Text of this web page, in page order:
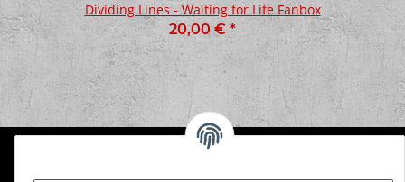
Dividing Lines - Waiting for Life Fanbox
20,00 € *